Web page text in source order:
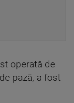
operată de
pază, a fost